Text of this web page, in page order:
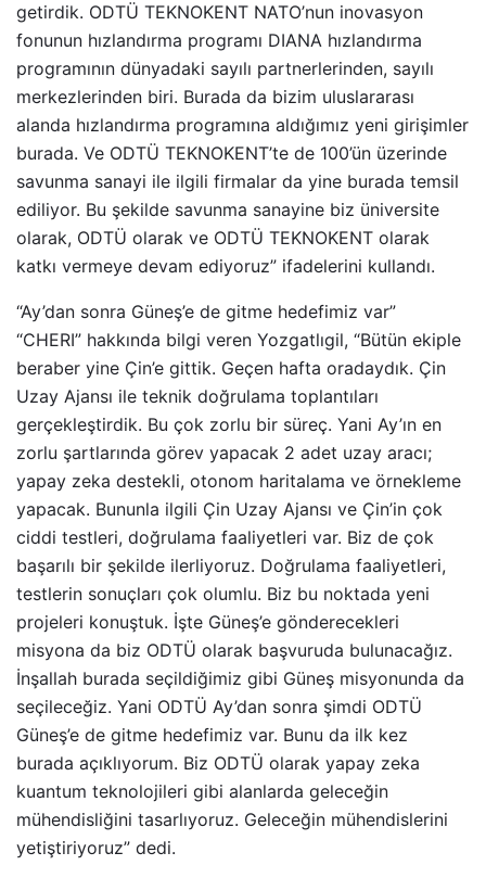
getirdik. ODTÜ TEKNOKENT NATO’nun inovasyon
fonunun hızlandırma programı DIANA hızlandırma
programının dünyadaki sayılı partnerlerinden, sayılı
merkezlerinden biri. Burada da bizim uluslararası
alanda hızlandırma programına aldığımız yeni girişimler
burada. Ve ODTÜ TEKNOKENT’te de 100’ün üzerinde
savunma sanayi ile ilgili firmalar da yine burada temsil
ediliyor. Bu şekilde savunma sanayine biz üniversite
olarak, ODTÜ olarak ve ODTÜ TEKNOKENT olarak
katkı vermeye devam ediyoruz” ifadelerini kullandı.
“Ay’dan sonra Güneş’e de gitme hedefimiz var”
“CHERI” hakkında bilgi veren Yozgatlıgil, “Bütün ekiple
beraber yine Çin’e gittik. Geçen hafta oradaydık. Çin
Uzay Ajansı ile teknik doğrulama toplantıları
gerçekleştirdik. Bu çok zorlu bir süreç. Yani Ay’ın en
zorlu şartlarında görev yapacak 2 adet uzay aracı;
yapay zeka destekli, otonom haritalama ve örnekleme
yapacak. Bununla ilgili Çin Uzay Ajansı ve Çin’in çok
ciddi testleri, doğrulama faaliyetleri var. Biz de çok
başarılı bir şekilde ilerliyoruz. Doğrulama faaliyetleri,
testlerin sonuçları çok olumlu. Biz bu noktada yeni
projeleri konuştuk. İşte Güneş’e gönderecekleri
misyona da biz ODTÜ olarak başvuruda bulunacağız.
İnşallah burada seçildiğimiz gibi Güneş misyonunda da
seçileceğiz. Yani ODTÜ Ay’dan sonra şimdi ODTÜ
Güneş’e de gitme hedefimiz var. Bunu da ilk kez
burada açıklıyorum. Biz ODTÜ olarak yapay zeka
kuantum teknolojileri gibi alanlarda geleceğin
mühendisliğini tasarlıyoruz. Geleceğin mühendislerini
yetiştiriyoruz” dedi.